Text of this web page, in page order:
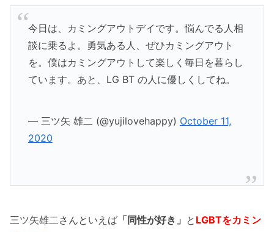
今日は、カミングアウトデイです。悩んでる人相
談に乗るよ。勇気ある人、ぜひカミングアウト
を。僕はカミングアウトして楽しく毎日を暮らし
ています。あと、LG BT の人に優しくしてね。
— 三ツ矢 雄二 (@yujilovehappy) October 11,
2020
三ツ矢雄二さんといえば 「同性が好き」 と LGBTをカミン